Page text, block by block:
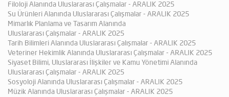
Filoloji Alanında Uluslararası Çalışmalar - ARALIK 2025
Su Ürünleri Alanında Uluslararası Çalışmalar - ARALIK 2025
Mimarlık Planlama ve Tasarım Alanında
Uluslararası Çalışmalar - ARALIK 2025
Tarih Bilimleri Alanında Uluslararası Çalışmalar - ARALIK 2025
Veteriner Hekimlik Alanında Uluslararası Çalışmalar - ARALIK 2025
Siyaset Bilimi, Uluslararası İlişkiler ve Kamu Yönetimi Alanında
Uluslararası Çalışmalar - ARALIK 2025
Sosyoloji Alanında Uluslararası Çalışmalar - ARALIK 2025
Müzik Alanında Uluslararası Çalışmalar - ARALIK 2025